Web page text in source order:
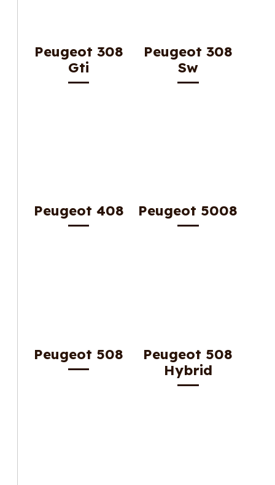
Peugeot 308
Gti
Peugeot 308
Sw
Peugeot 408 Peugeot 5008
Peugeot 508
Peugeot 508
Hybrid